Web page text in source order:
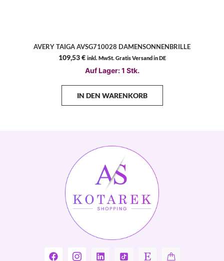
AVERY TAIGA AVSG710028 DAMENSONNENBRILLE
109,53€ inkl. MwSt. Gratis Versand in DE
Auf Lager: 1 Stk.
IN DEN WARENKORB